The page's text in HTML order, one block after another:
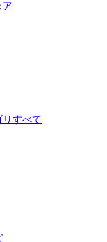
ア
すべて